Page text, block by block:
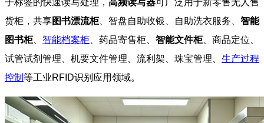
子标签的快速读写处理， 高频读写器可广泛用于新零售无人售
货柜，共享图书漂流柜、智盘自助收银、自助洗衣服务、 智能
图书柜、 智能档案柜 、药品寄售柜、 智能文件柜、商品定位、
试管试剂管理、机要文件管理、流利架、珠宝管理、 生产过程
控制 等工业RFID识别应用领域。